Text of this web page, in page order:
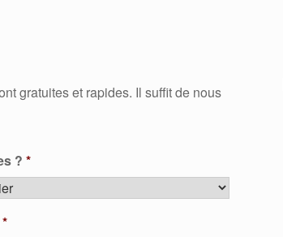
gratuites et rapides. Il suffit de nous
? *
*